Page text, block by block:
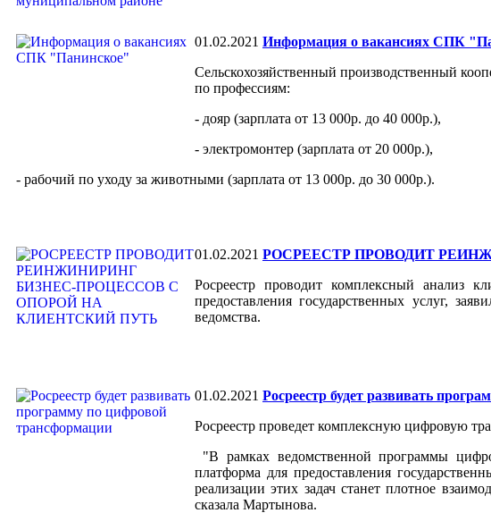
01.02.2021 Информация о вакансиях СПК
Сельскохозяйственный производственный
по профессиям:
- дояр (зарплата от 13 000р. до 40 000р.),
- электромонтер (зарплата от 20 000р.),
- рабочий по уходу за животными (зарплата от 13 000р. до 30 000р.).
01.02.2021 РОСРЕЕСТР ПРОВОДИТ
Росреестр проводит комплексный анализ
предоставления государственных услуг,
ведомства.
01.02.2021 Росреестр будет развивать
Росреестр проведет комплексную цифровую
"В рамках ведомственной программы
платформа для предоставления
реализации этих задач станет плотное
сказала Мартынова.